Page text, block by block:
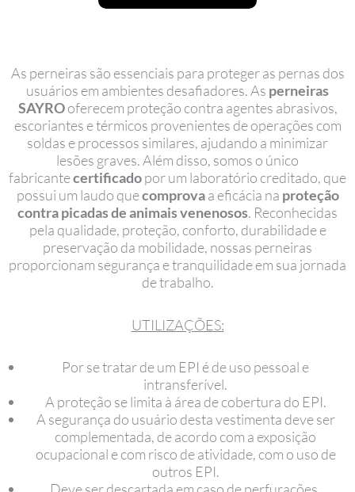
As perneiras são essenciais para proteger as pernas dos
usuários em ambientes desafiadores. As perneiras
SAYROoferecem proteção contra agentes abrasivos,
escoriantes e térmicos provenientes de operações com
soldas e processos similares, ajudando a minimizar
lesões graves. Além disso, somos o único
fabricantecertificadopor um laboratório creditado, que
possui um laudo quecomprovaa eficácia na proteção
contra picadas de animais venenosos. Reconhecidas
pela qualidade, proteção, conforto, durabilidade e
preservação da mobilidade, nossas perneiras
proporcionam segurança e tranquilidade em sua jornada
de trabalho.
UTILIZAÇÕES:
Por se tratar de um EPI é de uso pessoal e
intransferível.
A proteção se limita à área de cobertura do EPI.
A segurança do usuário desta vestimenta deve ser
complementada, de acordo com a exposição
ocupacional e com risco de atividade, com o uso de
outros EPI.